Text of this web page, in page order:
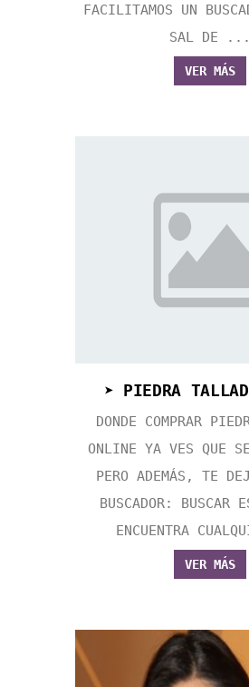
FACILITAMOS UN
SAL DE ...
VER MÁS
➤ PIEDRA
DONDE COMPRAR
ONLINE YA VES QUE
PERO ADEMÁS, TE
BUSCADOR: BUSCAR
ENCUENTRA
VER MÁS